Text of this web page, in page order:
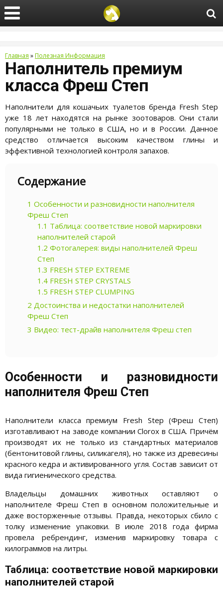
Главная »Полезная Информация
Наполнитель премиум
класса Фреш Степ
Наполнители для кошачьих туалетов бренда Fresh Step
уже 18 лет находятся на рынке зоотоваров. Они стали
популярными не только в США, но и в России. Данное
средство отличается высоким качеством глины и
эффективной технологией контроля запахов.
Содержание
1 Особенности и разновидности наполнителя
Фреш Степ
1.1 Таблица: соответствие новой маркировки
наполнителей старой
1.2 Фотогалерея: виды наполнителей Фреш
Степ
1.3 FRESH STEP EXTREME
1.4 FRESH STEP CRYSTALS
1.5 FRESH STEP CLUMPING
2 Достоинства и недостатки наполнителей
Фреш Степ
3 Видео: тест-драйв наполнителя Фреш степ
Особенности и разновидности
наполнителя Фреш Степ
Наполнители класса премиум Fresh Step (Фреш Степ)
изготавливают на заводе компании Clorox в США. Причём
производят их не только из стандартных материалов
(бентонитовой глины, силикагеля), но также из древесины
красного кедра и активированного угля. Состав зависит от
вида гигиенического средства.
Владельцы домашних животных оставляют о
наполнителе Фреш Степ в основном положительные и
даже восторженные отзывы. Правда, некоторых сбило с
толку изменение упаковки. В июле 2018 года фирма
провела ребрендинг, изменив маркировку товара с
килограммов на литры.
Таблица: соответствие новой маркировки
наполнителей старой